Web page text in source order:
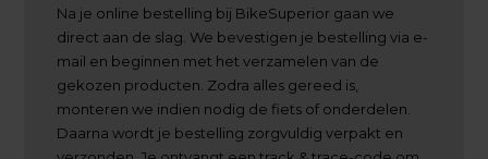
Na je online bestelling bij BikeSuperior gaan we
direct aan de slag. We bevestigen je bestelling via e-
mail en beginnen met het verzamelen van de
gekozen producten. Zodra alles gereed is,
monteren we indien nodig de fiets of onderdelen.
Daarna wordt je bestelling zorgvuldig verpakt en